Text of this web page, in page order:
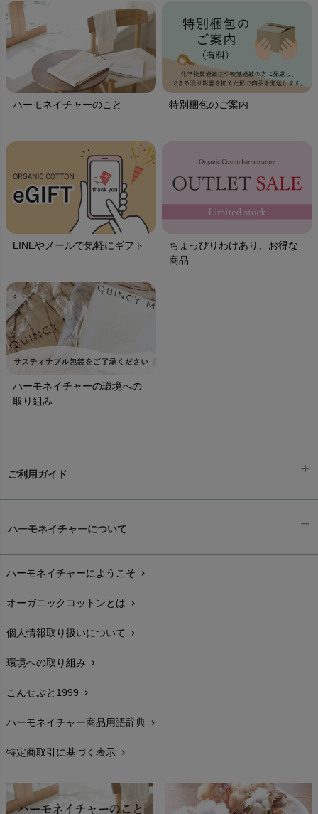
ハーモネイチャーのこと 特別梱包のご案内
LINEやメールで気軽にギフト
ちょっぴりわけあり、お得な
商品
ハーモネイチャーの環境への
取り組み
ご利用ガイド
配送と送料chevron_right
在庫状況と発送予定chevron_right
サイズ・寸法chevron_right
生地・素材chevron_right
お手入れについて
レビューを書こうchevron_right
返品交換chevron_right
FAXでのご注文
ハーモネイチャーについて
ハーモネイチャーにようこそ chevron_right
オーガニックコットンとは chevron_right
個人情報取り扱いについて chevron_right
環境への取り組み chevron_right
こんせぷと1999 chevron_right
ハーモネイチャー商品用語辞典 chevron_right
特定商取引に基づく表示 chevron_right